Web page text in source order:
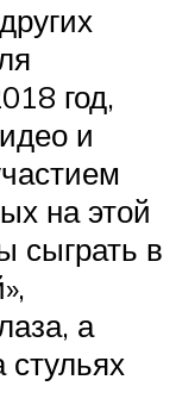
год,
и
на этой
сыграть в
а